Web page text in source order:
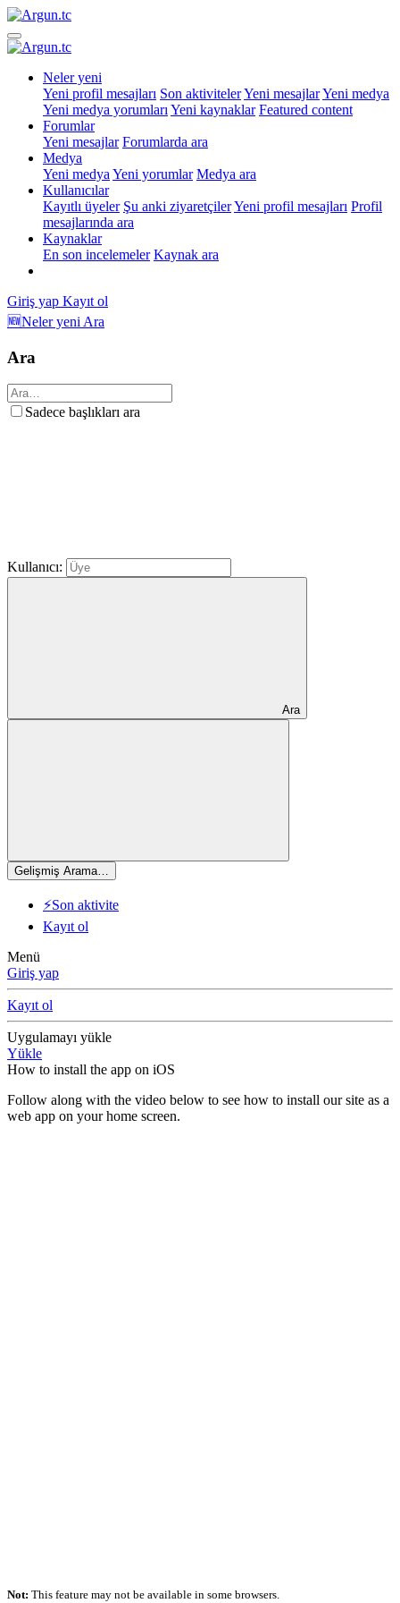
Neler yeni
Yeni profil mesajları Son aktivitelerYeni mesajlarYeni medya
Yeni medya yorumları Yeni kaynaklar Featured content
Forumlar
Yeni mesajlar Forumlarda ara
Medya
Yeni medya Yeni yorumlar Medya ara
Kullanıcılar
Kayıtlı üyeler Şu anki ziyaretçilerYeni profil mesajları Profil
mesajlarında ara
Kaynaklar
En son incelemeler Kaynak ara
Giriş yap Kayıt ol
🆕Neler yeni Ara
Ara
Sadece başlıkları ara
Kullanıcı:
Ara
Gelişmiş Arama…
⚡Son aktivite
Kayıt ol
Menü
Giriş yap
Kayıt ol
Uygulamayı yükle
Yükle
How to install the app on iOS
Follow along with the video below to see how to install our site as a
web app on your home screen.
Not: This feature may not be available in some browsers.